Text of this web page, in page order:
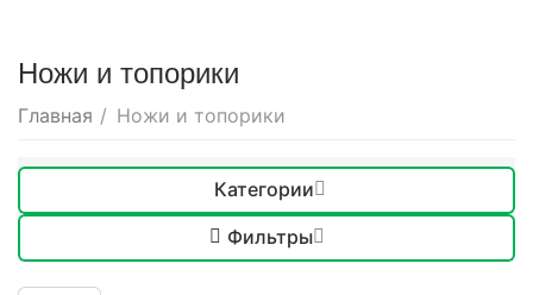
Ножи и топорики
Главная / Ножи и топорики
Категории
Фильтры